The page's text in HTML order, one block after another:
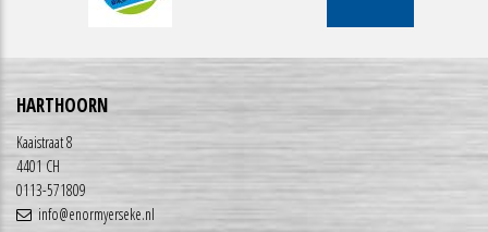
HARTHOORN
Kaaistraat 8
4401 CH
0113-571809
info@enormyerseke.nl